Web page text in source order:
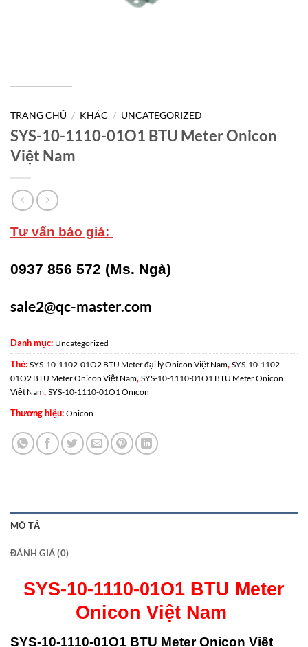
TRANG CHỦ / KHÁC / UNCATEGORIZED
SYS-10-1110-01O1 BTU Meter Onicon
Việt Nam
Tư vấn báo giá:
0937 856 572 (Ms. Ngà)
sale2@qc-master.com
Danh mục: Uncategorized
Thẻ: SYS-10-1102-01O2 BTU Meter đại lý Onicon Việt Nam, SYS-10-1102-
01O2 BTU Meter Onicon Việt Nam, SYS-10-1110-01O1 BTU Meter Onicon
Việt Nam, SYS-10-1110-01O1 Onicon
Thương hiệu: Onicon
MÔ TẢ
ĐÁNH GIÁ (0)
SYS-10-1110-01O1 BTU Meter
Onicon Việt Nam
SYS-10-1110-01O1 BTU Meter Onicon Việt